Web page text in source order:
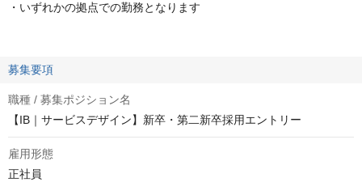
・いずれかの拠点での勤務となります
募集要項
職種 / 募集ポジション名
【IB｜サービスデザイン】新卒・第二新卒採用エントリー
雇用形態
正社員